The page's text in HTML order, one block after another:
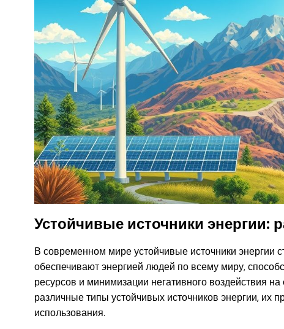
Устойчивые источники энергии:
В современном мире устойчивые источники энергии
обеспечивают энергией людей по всему миру,
ресурсов и минимизации негативного воздействия
различные типы устойчивых источников энергии, их
использования.